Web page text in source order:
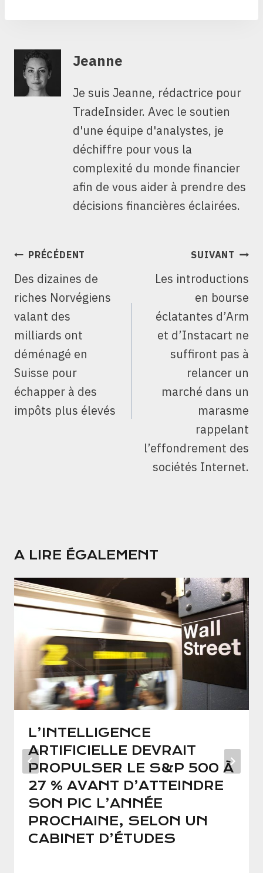
Jeanne
Je suis Jeanne, rédactrice pour
TradeInsider. Avec le soutien
d'une équipe d'analystes, je
déchiffre pour vous la
complexité du monde financier
afin de vous aider à prendre des
décisions financières éclairées.
NAVIGATION
L’ARTICLE
PRÉCÉDENT
Des dizaines de
riches Norvégiens
valant des
milliards ont
déménagé en
Suisse pour
échapper à des
impôts plus élevés
SUIVANT
Les introductions
en bourse
éclatantes d’Arm
et d’Instacart ne
suffiront pas à
relancer un
marché dans un
marasme
rappelant
l’effondrement des
sociétés Internet.
A LIRE ÉGALEMENT
L’INTELLIGENCE
ARTIFICIELLE DEVRAIT
PROPULSER LE S&P 500 À
27 % AVANT D’ATTEINDRE
SON PIC L’ANNÉE
PROCHAINE, SELON UN
CABINET D’ÉTUDES